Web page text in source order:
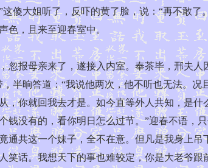
傻大姐听了，反吓的黄了脸，说：“再不敢
色，且来至迎春室中。
母亲来了，遂接入内室。奉茶毕，邢夫人
半晌答道：“我说他两次，他不听也无法。
，你就回我去才是。如今直等外人共知，是
钱没有的，看你明日怎么过节。”迎春不语
通共这一个妹子，全不在意。但凡是我身上
笑话。我想天下的事也难较定，你是大老爷